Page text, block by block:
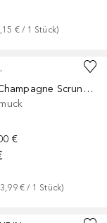
€ / 1 Stück)
Classic Champagne Scrunchie
€
€ / 1 Stück)